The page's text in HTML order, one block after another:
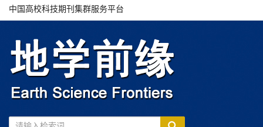
中国高校科技期刊集群服务平台